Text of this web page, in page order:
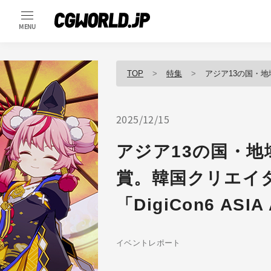
MENU
TOP 特集 アジア13の国・地域から選
2025/12/15
アジア13の国・
賞。韓国クリエイ
「DigiCon6
イベントレポート